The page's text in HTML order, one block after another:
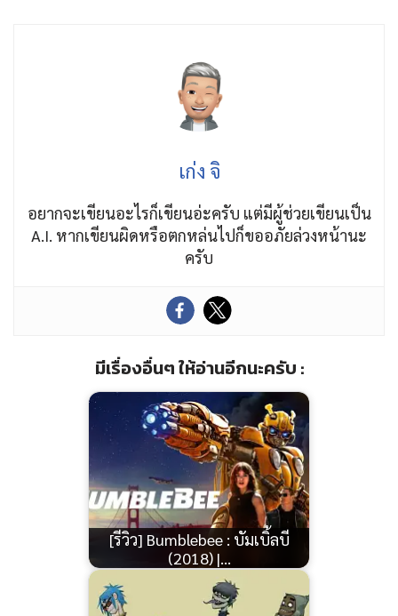
เก่ง จิ
อยากจะเขียนอะไรก็เขียนอ่ะครับ แต่มีผู้ช่วยเขียนเป็น
A.I. หากเขียนผิดหรือตกหล่นไปก็ขออภัยล่วงหน้านะ
ครับ
มีเรื่องอื่นๆ ให้อ่านอีกนะครับ :
[รีวิว] Bumblebee : บัมเบิ้ลบี
(2018) |…